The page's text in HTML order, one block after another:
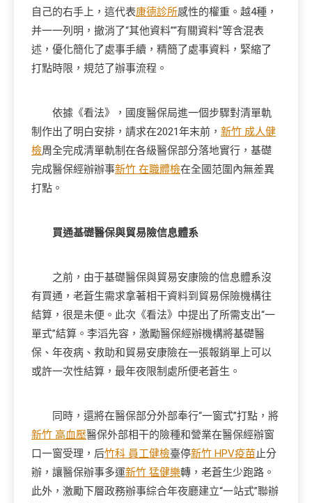
自己的右手上，這代表康德診所感性的權重。越4種，
并一一列明，撤消了“其他資料”“有關資料”等含混表
述，優化簡化了處事手續，精簡了處事資料，緊縮了
打點時限，規范了辦事流程。
依據《看法》，國度醫保局進一個步驟對清單軌
制作出了明白安排，請求在2021年末前， 新竹 成人健
檢周全完成清單軌制在各級醫保部分落地實行，基礎
完成醫保經辦辦事新竹 在職體檢在全國范圍內無差異
打點。
買通基礎醫保與貿易險信息體系
之前，由于基礎醫保與貿易安康險的信息體系沒
有買通，老蒼生需求拿著相干資料到貿易保險機構往
結算，很是未便。此次《看法》中提出了所需支出“一
單式”結算。李滔先容，激勵醫保經辦機構將基礎醫
保、年夜病、救助和貿易安康險在一張報銷單上可以
或許一次性結算，最年夜限制處所便老蒼生。
同時，還將在醫保部分外部奉行“一窗式”打點，將
新竹 高血壓醫保外部相干的險種和營業在醫保經辦窗
口一窗受理，后竹科 員工健檢臺停新竹 HPV疫苗止分
辦，讓醫保辦事多運新竹 猛健樂轉，老蒼生少跑路。
此外，激勵下層政務辦事綜合年夜廳建立“一站式”聯辦